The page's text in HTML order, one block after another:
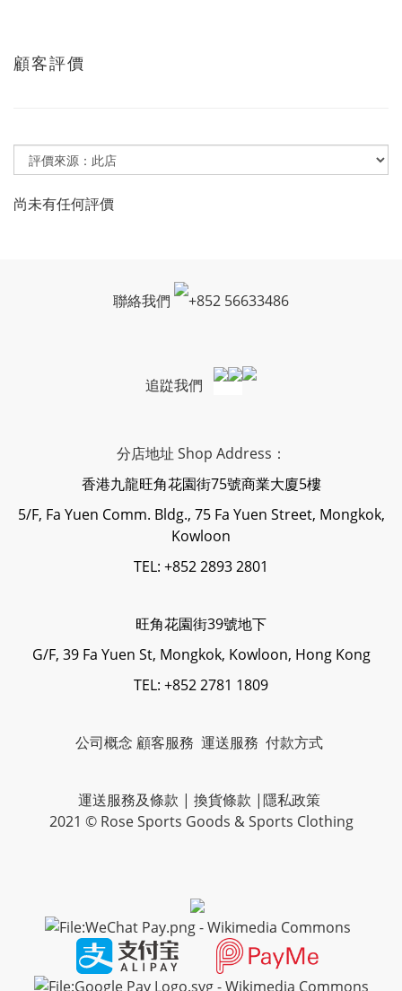
顧客評價
尚未有任何評價
聯絡我們 +852 56633486
追踨我們
分店地址 Shop Address：
香港九龍旺角花園街75號商業大廈5樓
5/F, Fa Yuen Comm. Bldg., 75 Fa Yuen Street, Mongkok,
Kowloon
TEL: +852 2893 2801
旺角花園街39號地下
G/F, 39 Fa Yuen St, Mongkok, Kowloon, Hong Kong
TEL: +852 2781 1809
公司概念 顧客服務 運送服務 付款方式
運送服務及條款 | 換貨條款 |隱私政策
2021 © Rose Sports Goods & Sports Clothing